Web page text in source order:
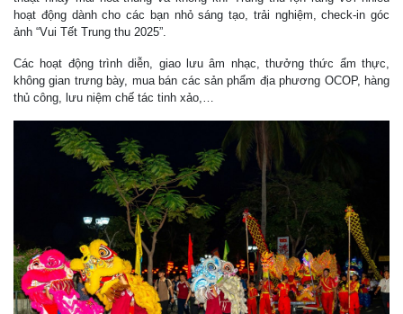
hoạt động dành cho các bạn nhỏ sáng tạo, trải nghiệm, check-in góc
ảnh “Vui Tết Trung thu 2025”.
Các hoạt động trình diễn, giao lưu âm nhạc, thưởng thức ẩm thực,
không gian trưng bày, mua bán các sản phẩm địa phương OCOP, hàng
thủ công, lưu niệm chế tác tinh xảo,…